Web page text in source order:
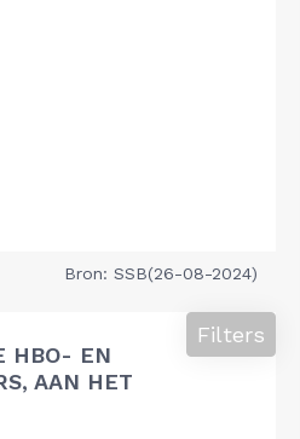
Bron: SSB(26-08-2024)
HBO- EN
AAN HET
Filters